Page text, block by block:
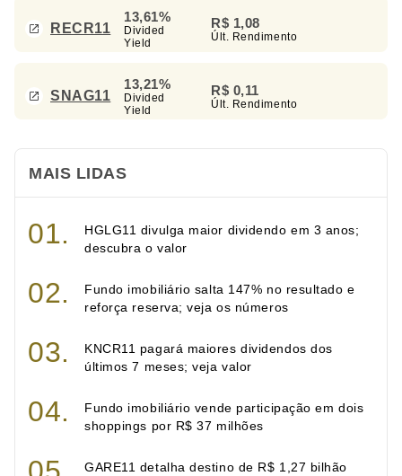
RECR11
13,61%
Divided
Yield
R$ 1,08
Últ. Rendimento
SNAG11
13,21%
Divided
Yield
R$ 0,11
Últ. Rendimento
MAIS LIDAS
HGLG11 divulga maior dividendo em 3 anos;
descubra o valor
Fundo imobiliário salta 147% no resultado e
reforça reserva; veja os números
KNCR11 pagará maiores dividendos dos
últimos 7 meses; veja valor
Fundo imobiliário vende participação em dois
shoppings por R$ 37 milhões
GARE11 detalha destino de R$ 1,27 bilhão